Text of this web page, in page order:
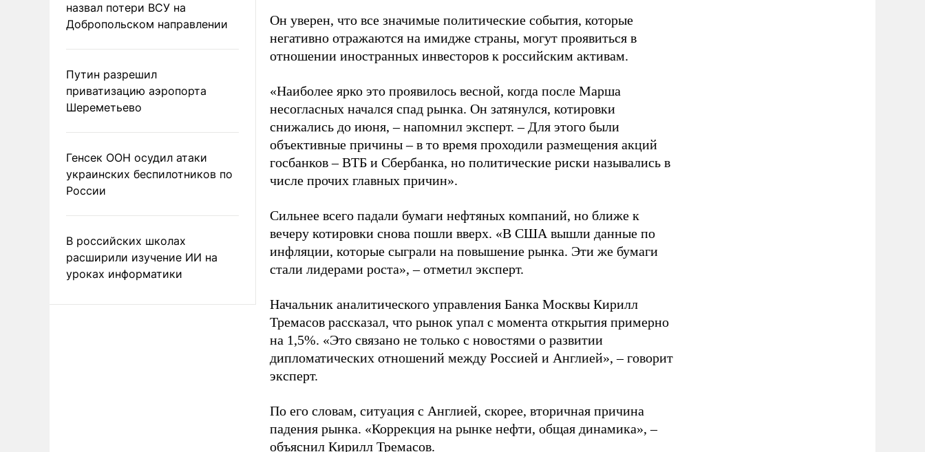
назвал потери ВСУ на
Добропольском направлении
Путин разрешил
приватизацию аэропорта
Шереметьево
Генсек ООН осудил атаки
украинских беспилотников по
России
В российских школах
расширили изучение ИИ на
уроках информатики
Он уверен, что все значимые политические события, которые
негативно отражаются на имидже страны, могут проявиться в
отношении иностранных инвесторов к российским активам.
«Наиболее ярко это проявилось весной, когда после Марша
несогласных начался спад рынка. Он затянулся, котировки
снижались до июня, – напомнил эксперт. – Для этого были
объективные причины – в то время проходили размещения акций
госбанков – ВТБ и Сбербанка, но политические риски назывались в
числе прочих главных причин».
Сильнее всего падали бумаги нефтяных компаний, но ближе к
вечеру котировки снова пошли вверх. «В США вышли данные по
инфляции, которые сыграли на повышение рынка. Эти же бумаги
стали лидерами роста», – отметил эксперт.
Начальник аналитического управления Банка Москвы Кирилл
Тремасов рассказал, что рынок упал с момента открытия примерно
на 1,5%. «Это связано не только с новостями о развитии
дипломатических отношений между Россией и Англией», – говорит
эксперт.
По его словам, ситуация с Англией, скорее, вторичная причина
падения рынка. «Коррекция на рынке нефти, общая динамика», –
объяснил Кирилл Тремасов.